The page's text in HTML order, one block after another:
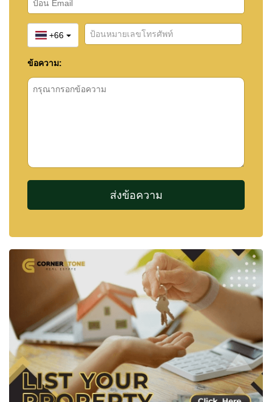
จำนวนยูนิต: ประมาณ 427 ยูนิต
รูปแบบห้อง: สตูดิโอ ถึง 2 ห้องนอน
ขนาดห้อง: ประมาณ 25 – 85 ตารางเมตร
🔔 รับข้อมูลอสังหาฯ ก่อนใคร
ความต้องการ และรับการแจ้งเตือนทันทีเมื่อมีทรัพย์ที่
ตรงกับคุณเข้าสู่ตลาด
ช่วยให้คุณไม่พลาดโอกาสสำคัญก่อนใคร
รายละเอียดการติดต่อ
🏆 ภูมิใจที่ได้รับรางวัล“Best Pattaya Real Estate
Experience 2025”จาก Nestopa Thailand
หากคุณกำลังมองหาคอนโดสไตล์รีสอร์ทในเขาพระ
ตำหนัก ทีมงานCornerstone Real Estateพร้อมช่วย
คุณค้นหายูนิตที่เหมาะสมที่สุด
+66
ข้อความ: